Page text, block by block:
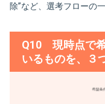
除”など、選考フローの
Q10 現時点で
いるものを、３